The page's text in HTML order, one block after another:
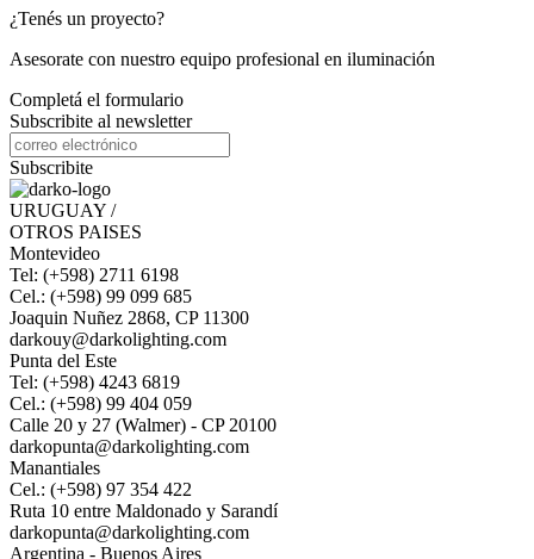
¿Tenés un proyecto?
Asesorate con nuestro equipo profesional en iluminación
Completá el formulario
Subscribite al newsletter
Subscribite
URUGUAY /
OTROS PAISES
Montevideo
Tel: (+598) 2711 6198
Cel.: (+598) 99 099 685
Joaquin Nuñez 2868, CP 11300
darkouy@darkolighting.com
Punta del Este
Tel: (+598) 4243 6819
Cel.: (+598) 99 404 059
Calle 20 y 27 (Walmer) - CP 20100
darkopunta@darkolighting.com
Manantiales
Cel.: (+598) 97 354 422
Ruta 10 entre Maldonado y Sarandí
darkopunta@darkolighting.com
Argentina - Buenos Aires